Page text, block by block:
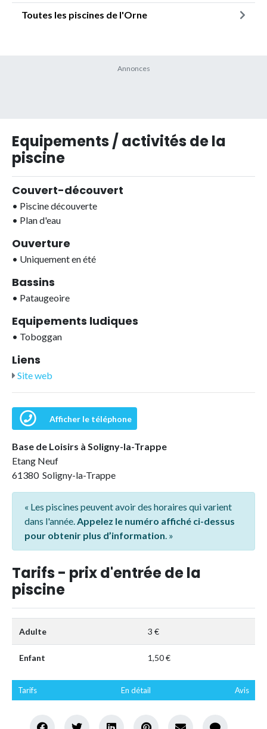
Toutes les piscines de l'Orne
Equipements / activités de la
piscine
Couvert-découvert
• Piscine découverte
• Plan d'eau
Ouverture
• Uniquement en été
Bassins
• Pataugeoire
Equipements ludiques
• Toboggan
Liens
Site web
Afficher le téléphone
Base de Loisirs à Soligny-la-Trappe
Etang Neuf
61380 Soligny-la-Trappe
« Les piscines peuvent avoir des horaires qui varient
dans l'année.Appelez le numéro affiché ci-dessus
pour obtenir plus d’information. »
Tarifs - prix d'entrée de la
piscine
Adulte 3 €
Enfant 1,50 €
Tarifs En détail Avis